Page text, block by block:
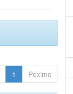
1 Póximo